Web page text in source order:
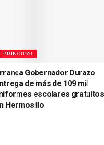
PRINCIPAL
Gobernador Durazo
de más de 109 mil
escolares gratuitos
Hermosillo